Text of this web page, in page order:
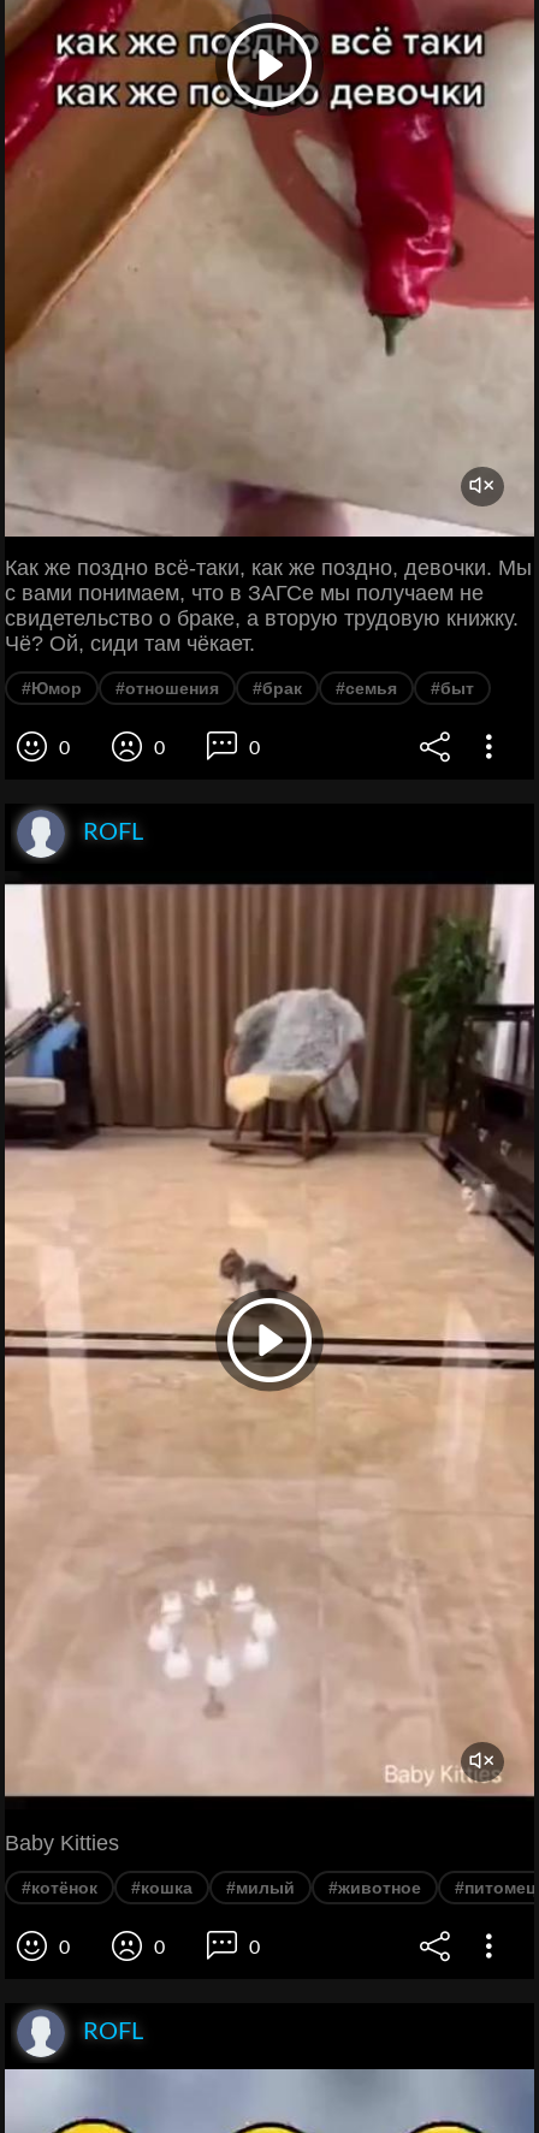
Как же поздно всё-таки, как же поздно, девочки. Мы
с вами понимаем, что в ЗАГСе мы получаем не
свидетельство о браке, а вторую трудовую книжку.
Чё? Ой, сиди там чёкает.
#Юмор #отношения #брак #семья #быт
0 0 0
ROFL
Baby Kitties
#котёнок #кошка #милый #животное #питомец
0 0 0
ROFL